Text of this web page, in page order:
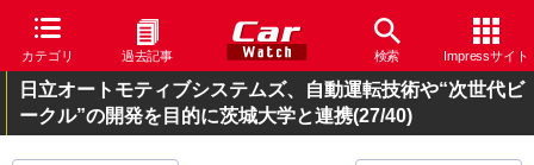
カテゴリ 過去記事 検索 Impressサイト
日立オートモティブシステムズ、自動運転技術や“次世代ビ
ークル”の開発を目的に茨城大学と連携(27/40)